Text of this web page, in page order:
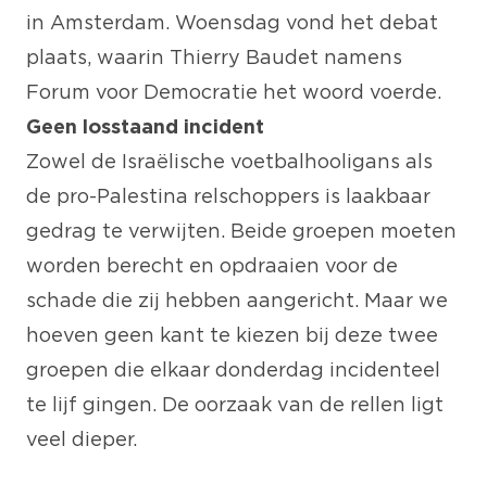
in Amsterdam. Woensdag vond het debat
plaats, waarin Thierry Baudet namens
Forum voor Democratie het woord voerde.
Geen losstaand incident
Zowel de Israëlische voetbalhooligans als
de pro-Palestina relschoppers is laakbaar
gedrag te verwijten. Beide groepen moeten
worden berecht en opdraaien voor de
schade die zij hebben aangericht. Maar we
hoeven geen kant te kiezen bij deze twee
groepen die elkaar donderdag incidenteel
te lijf gingen. De oorzaak van de rellen ligt
veel dieper.